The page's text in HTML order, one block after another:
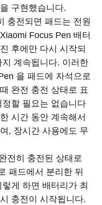
구현했습니다.
충전되면 패드는 전원
Focus Pen 배터
후에만 다시 시작되
계속됩니다. 이러한
을 패드에 자석으로
완전 충전 상태로 표
할 필요는 없습니다
시간 동안 계속해서
, 장시간 사용에도 무
전히 충전된 상태로
패드에서 분리한 뒤
게 하면 배터리가 최
충전이 시작됩니다.